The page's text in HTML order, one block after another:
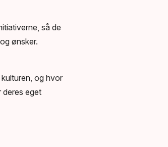
så de
ønsker.
og hvor
deres eget